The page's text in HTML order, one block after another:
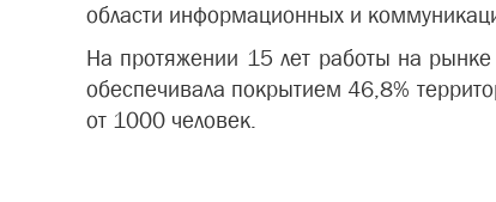
области информационных и
На протяжении 15 лет работы на
обеспечивала покрытием 46,8%
от 1000 человек.